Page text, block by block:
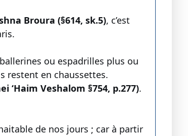
Broura (§614, sk.5), c’est
ou espadrilles plus ou
restent en chaussettes.
‘Haim Veshalom §754, p.277).
de nos jours ; car à partir